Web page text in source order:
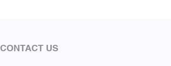
CONTACT US